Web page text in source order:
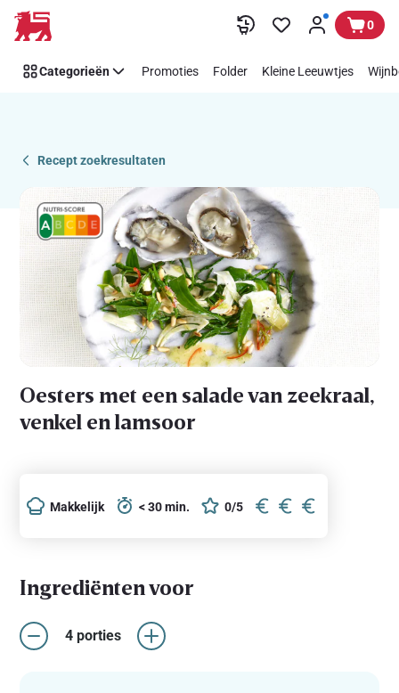
Overslaan
Recipe
Details
0
Categorieën Promoties Folder Kleine Leeuwtjes
Recept zoekresultaten
Oesters met een salade van zeekraal,
venkel en lamsoor
Makkelijk < 30 min. 0/5
Ingrediënten voor
4 porties